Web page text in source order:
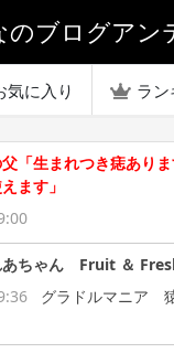
のブログアン
気に入り ラ
「生まれつき痣あり
ます」
あちゃん Fruit ＆
グラドルマニア